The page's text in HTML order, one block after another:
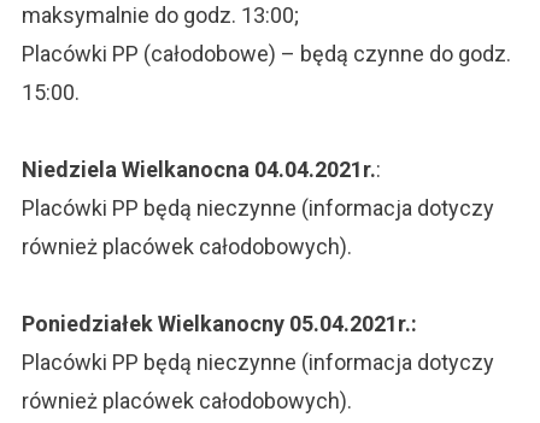
maksymalnie do godz. 13:00;
Placówki PP (całodobowe) – będą czynne do godz.
15:00.
Niedziela Wielkanocna 04.04.2021r.:
Placówki PP będą nieczynne (informacja dotyczy
również placówek całodobowych).
Poniedziałek Wielkanocny 05.04.2021r.:
Placówki PP będą nieczynne (informacja dotyczy
również placówek całodobowych).